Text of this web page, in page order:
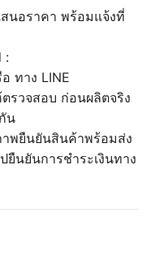
นอราคา พร้อมแจ้งที่
:
ทาง LINE
รวจสอบ ก่อนผลิตจริง
น
าพยืนยันสินค้าพร้อมส่ง
นยันการชำระเงินทาง